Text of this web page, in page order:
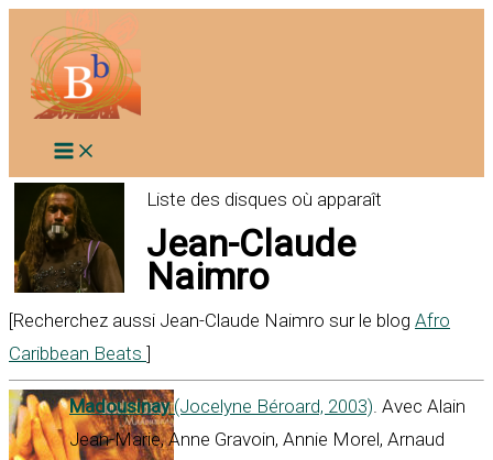
contenu
Liste des disques où apparaît
Jean-Claude
Naimro
[Recherchez aussi Jean-Claude Naimro sur le blog Afro
Caribbean Beats ]
Madousinay(Jocelyne Béroard, 2003). Avec Alain
Jean-Marie, Anne Gravoin, Annie Morel, Arnaud